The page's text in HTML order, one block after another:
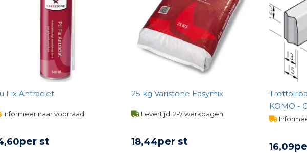
Fix Antraciet
Informeer naar voorraad
60per st
25 kg Varistone Easymix
Levertijd: 2-7 werkdagen
18,44per st
KOMO -
16,09